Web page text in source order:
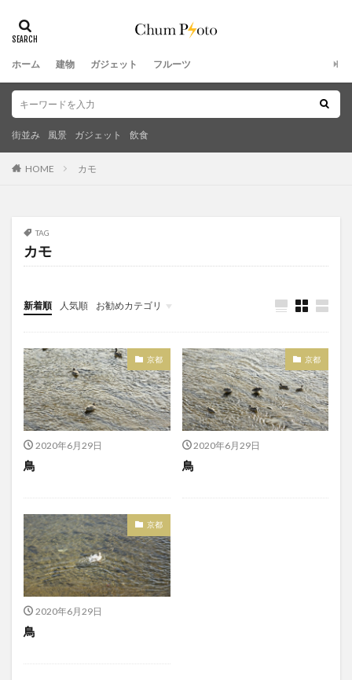
ホーム 建物 ガジェット フルーツ
街並み 風景 ガジェット 飲食
HOME カモ
TAG
カモ
新着順 人気順 お勧めカテゴリ
未分類
京都
2020年6月29日
鳥
京都
2020年6月29日
鳥
京都
2020年6月29日
鳥